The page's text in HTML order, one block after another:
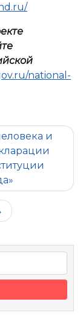
national-
и